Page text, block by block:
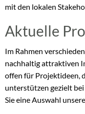
mit den lokalen
Aktuelle
Im Rahmen
nachhaltig attraktiven
offen für Projektideen,
unterstützen gezielt
Sie eine Auswahl